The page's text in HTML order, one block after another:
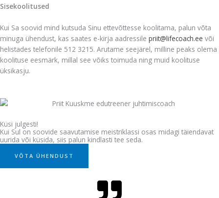
Sisekoolitused
Kui Sa soovid mind kutsuda Sinu ettevõttesse koolitama, palun võta
minuga ühendust, kas saates e-kirja aadressile priit@lifecoach.ee või
helistades telefonile 512 3215. Arutame seejärel, milline peaks olema
koolituse eesmärk, millal see võiks toimuda ning muid koolituse
üksikasju.
Küsi julgesti!
Kui Sul on soovide saavutamise meistriklassi osas midagi täiendavat
uurida või küsida, siis palun kindlasti tee seda.
VÕTA ÜHENDUST